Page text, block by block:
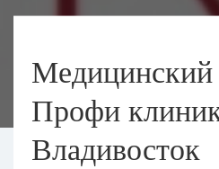
Медицинский
Профи
Владивосток